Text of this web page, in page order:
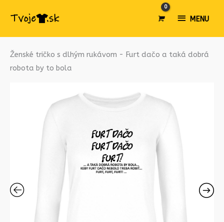
MENU
MENU
Ženské tričko s dlhým rukávom - Furt dačo a taká dobrá
robota by to bola
množstvo
Ženské
rukávom
taká